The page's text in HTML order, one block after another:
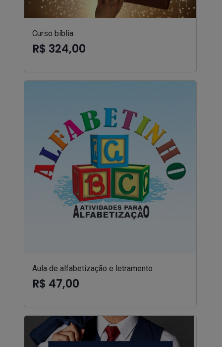
Curso bíblia
R$ 324,00
Aula de alfabetização e letramento
R$ 47,00